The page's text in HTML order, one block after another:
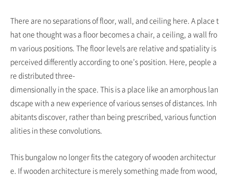
There are no separations of floor, wall, and ceiling here. A place t
hat one thought was a floor becomes a chair, a ceiling, a wall fro
m various positions. The floor levels are relative and spatiality is
perceived differently according to one’s position. Here, people a
re distributed three-
dimensionally in the space. This is a place like an amorphous lan
dscape with a new experience of various senses of distances. Inh
abitants discover, rather than being prescribed, various function
alities in these convolutions.
This bungalow no longer fits the category of wooden architectur
e. If wooden architecture is merely something made from wood,